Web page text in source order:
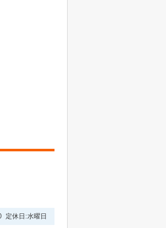
定休日:水曜日